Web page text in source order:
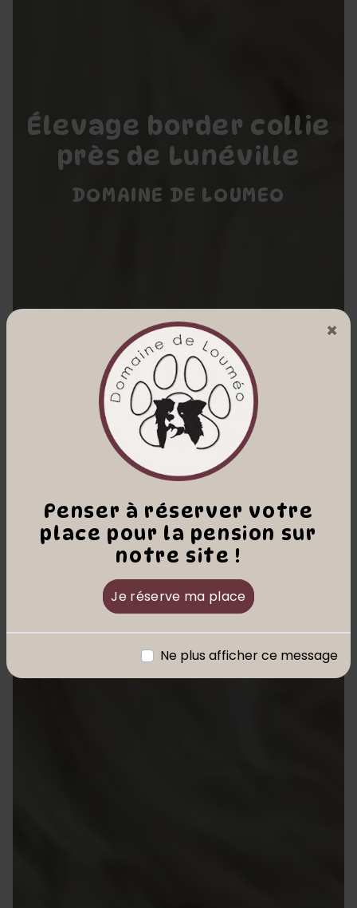
Penser à réserver votre
place pour la pension sur
notre site !
Je réserve ma place
×
Ne plus afficher ce message
Élevage border collie
près de Lunéville
DOMAINE DE LOUMEO